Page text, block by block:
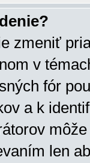
zmeniť
v
fór
a k
len